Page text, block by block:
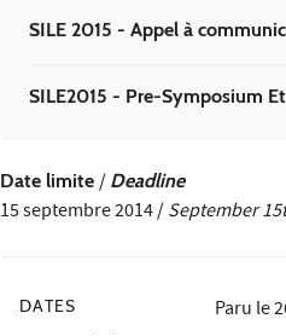
SILE 2015 - Appel à
SILE2015 - Pre-Symposium
Date limite / Deadline
15 septembre 2014 /September
DATES Paru le